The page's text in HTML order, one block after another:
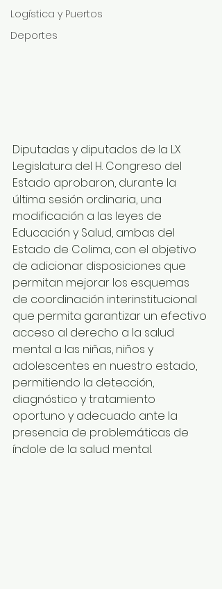
Logística y Puertos
Deportes
Diputadas y diputados de la LX
Legislatura del H. Congreso del
Estado aprobaron, durante la
última sesión ordinaria, una
modificación a las leyes de
Educación y Salud, ambas del
Estado de Colima, con el objetivo
de adicionar disposiciones que
permitan mejorar los esquemas
de coordinación interinstitucional
que permita garantizar un efectivo
acceso al derecho a la salud
mental a las niñas, niños y
adolescentes en nuestro estado,
permitiendo la detección,
diagnóstico y tratamiento
oportuno y adecuado ante la
presencia de problemáticas de
índole de la salud mental.